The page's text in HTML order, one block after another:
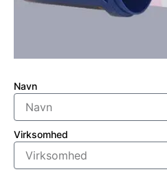
Navn
Virksomhed